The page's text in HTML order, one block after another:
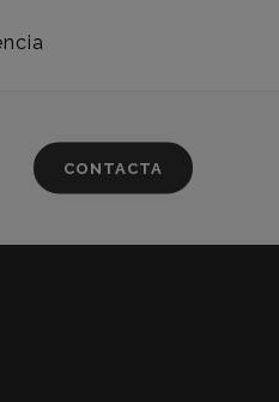
CONTACTA